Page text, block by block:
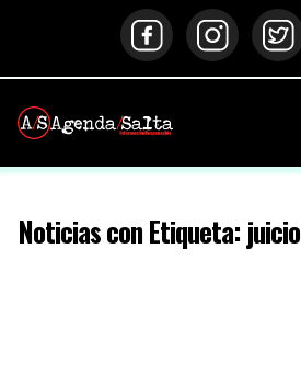
Noticias con Etiqueta: juicio